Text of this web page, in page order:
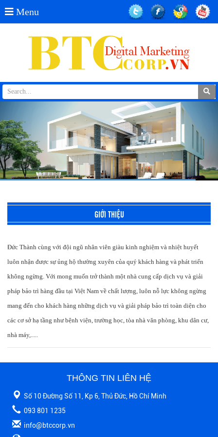
Menu
GIỚI THIỆU
Đức Thành cùng với đội ngũ nhân viên giàu kinh nghiệm và nhiệt huyết
luôn nhận được sự ủng hộ thường xuyên của quý khách hàng và phát triển
không ngừng. Với mong muốn trở thành một nhà cung cấp dịch vụ và giải
pháp bảo trì hàng đầu tại Việt Nam về chất lượng, luôn nỗ lực không ngừng
mang đến cho khách hàng những dịch vụ và giải pháp bảo trì toàn diện cho
các cơ sở hạ tầng như bệnh viện, trường học, tòa nhà văn phòng, khu dân cư,
nhà máy,.....
THÔNG TIN LIÊN HỆ
Số 10 Đường Số 11, Kp 6, Thủ Đức, Hồ Chí Minh
093 801 1235
info@btccorp.vn